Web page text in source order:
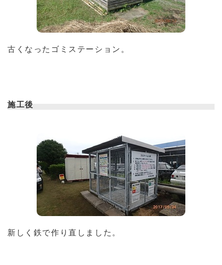
古くなったゴミステーション。
施工後
新しく鉄で作り直しました。